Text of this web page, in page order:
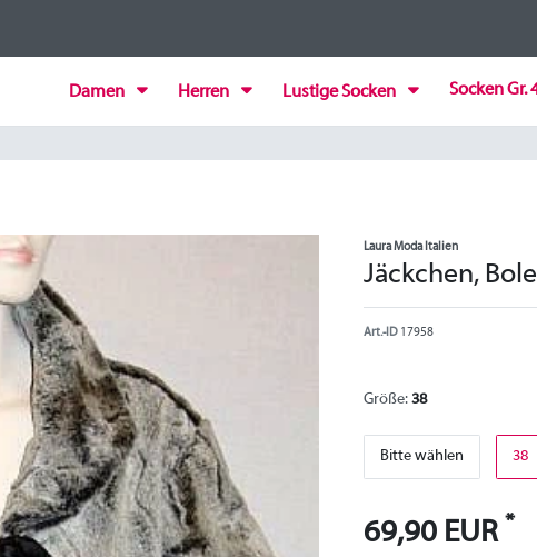
Damen Herren Lustige Socken Socken Gr.
Laura Moda Italien
Jäckchen,
Art.-ID 17958
Größe: 38
Bitte wählen 38
69,90 EUR *